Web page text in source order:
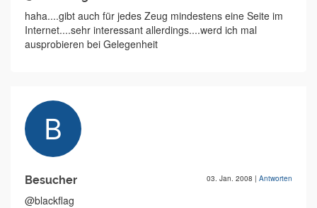
haha....gibt auch für jedes Zeug mindestens eine Seite im
Internet....sehr interessant allerdings....werd ich mal
ausprobieren bei Gelegenheit
Besucher 03. Jan. 2008 | Antworten
@blackflag